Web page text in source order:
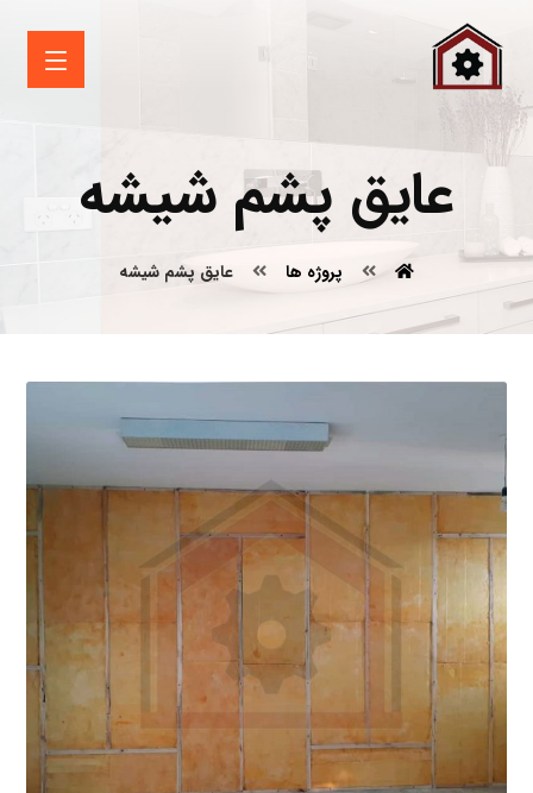
عایق پشم شیشه
پروژه ها عایق پشم شیشه